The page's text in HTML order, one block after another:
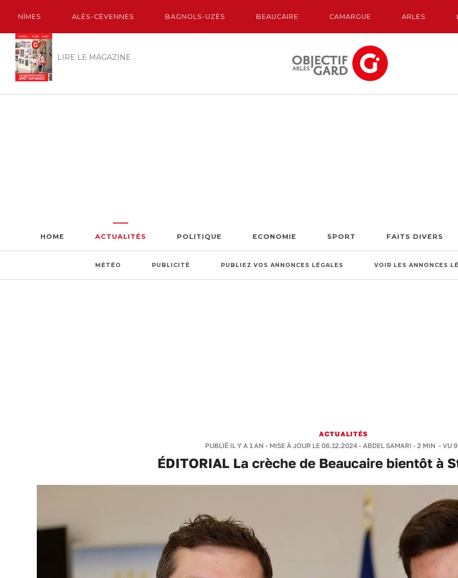
NÎMES ALÈS-CÈVENNES BAGNOLS-UZÈS BEAUCAIRE CAMARGUE ARLES
LIRE LE MAGAZINE
HOME ACTUALITÉS POLITIQUE ECONOMIE SPORT FAITS DIVERS
MÉTÉO PUBLICITÉ PUBLIEZ VOS ANNONCES LÉGALES VOIR LES ANNONCES
ACTUALITÉS
PUBLIÉ IL Y A 1 AN - MISE À JOUR LE 06.12.2024 -ABDEL SAMARI -2 MIN - VU
ÉDITORIAL La crèche de Beaucaire bientôt à